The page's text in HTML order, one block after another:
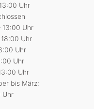
Uhr
13:00 Uhr
Uhr
Uhr
Uhr
Uhr
bis März:
Uhr